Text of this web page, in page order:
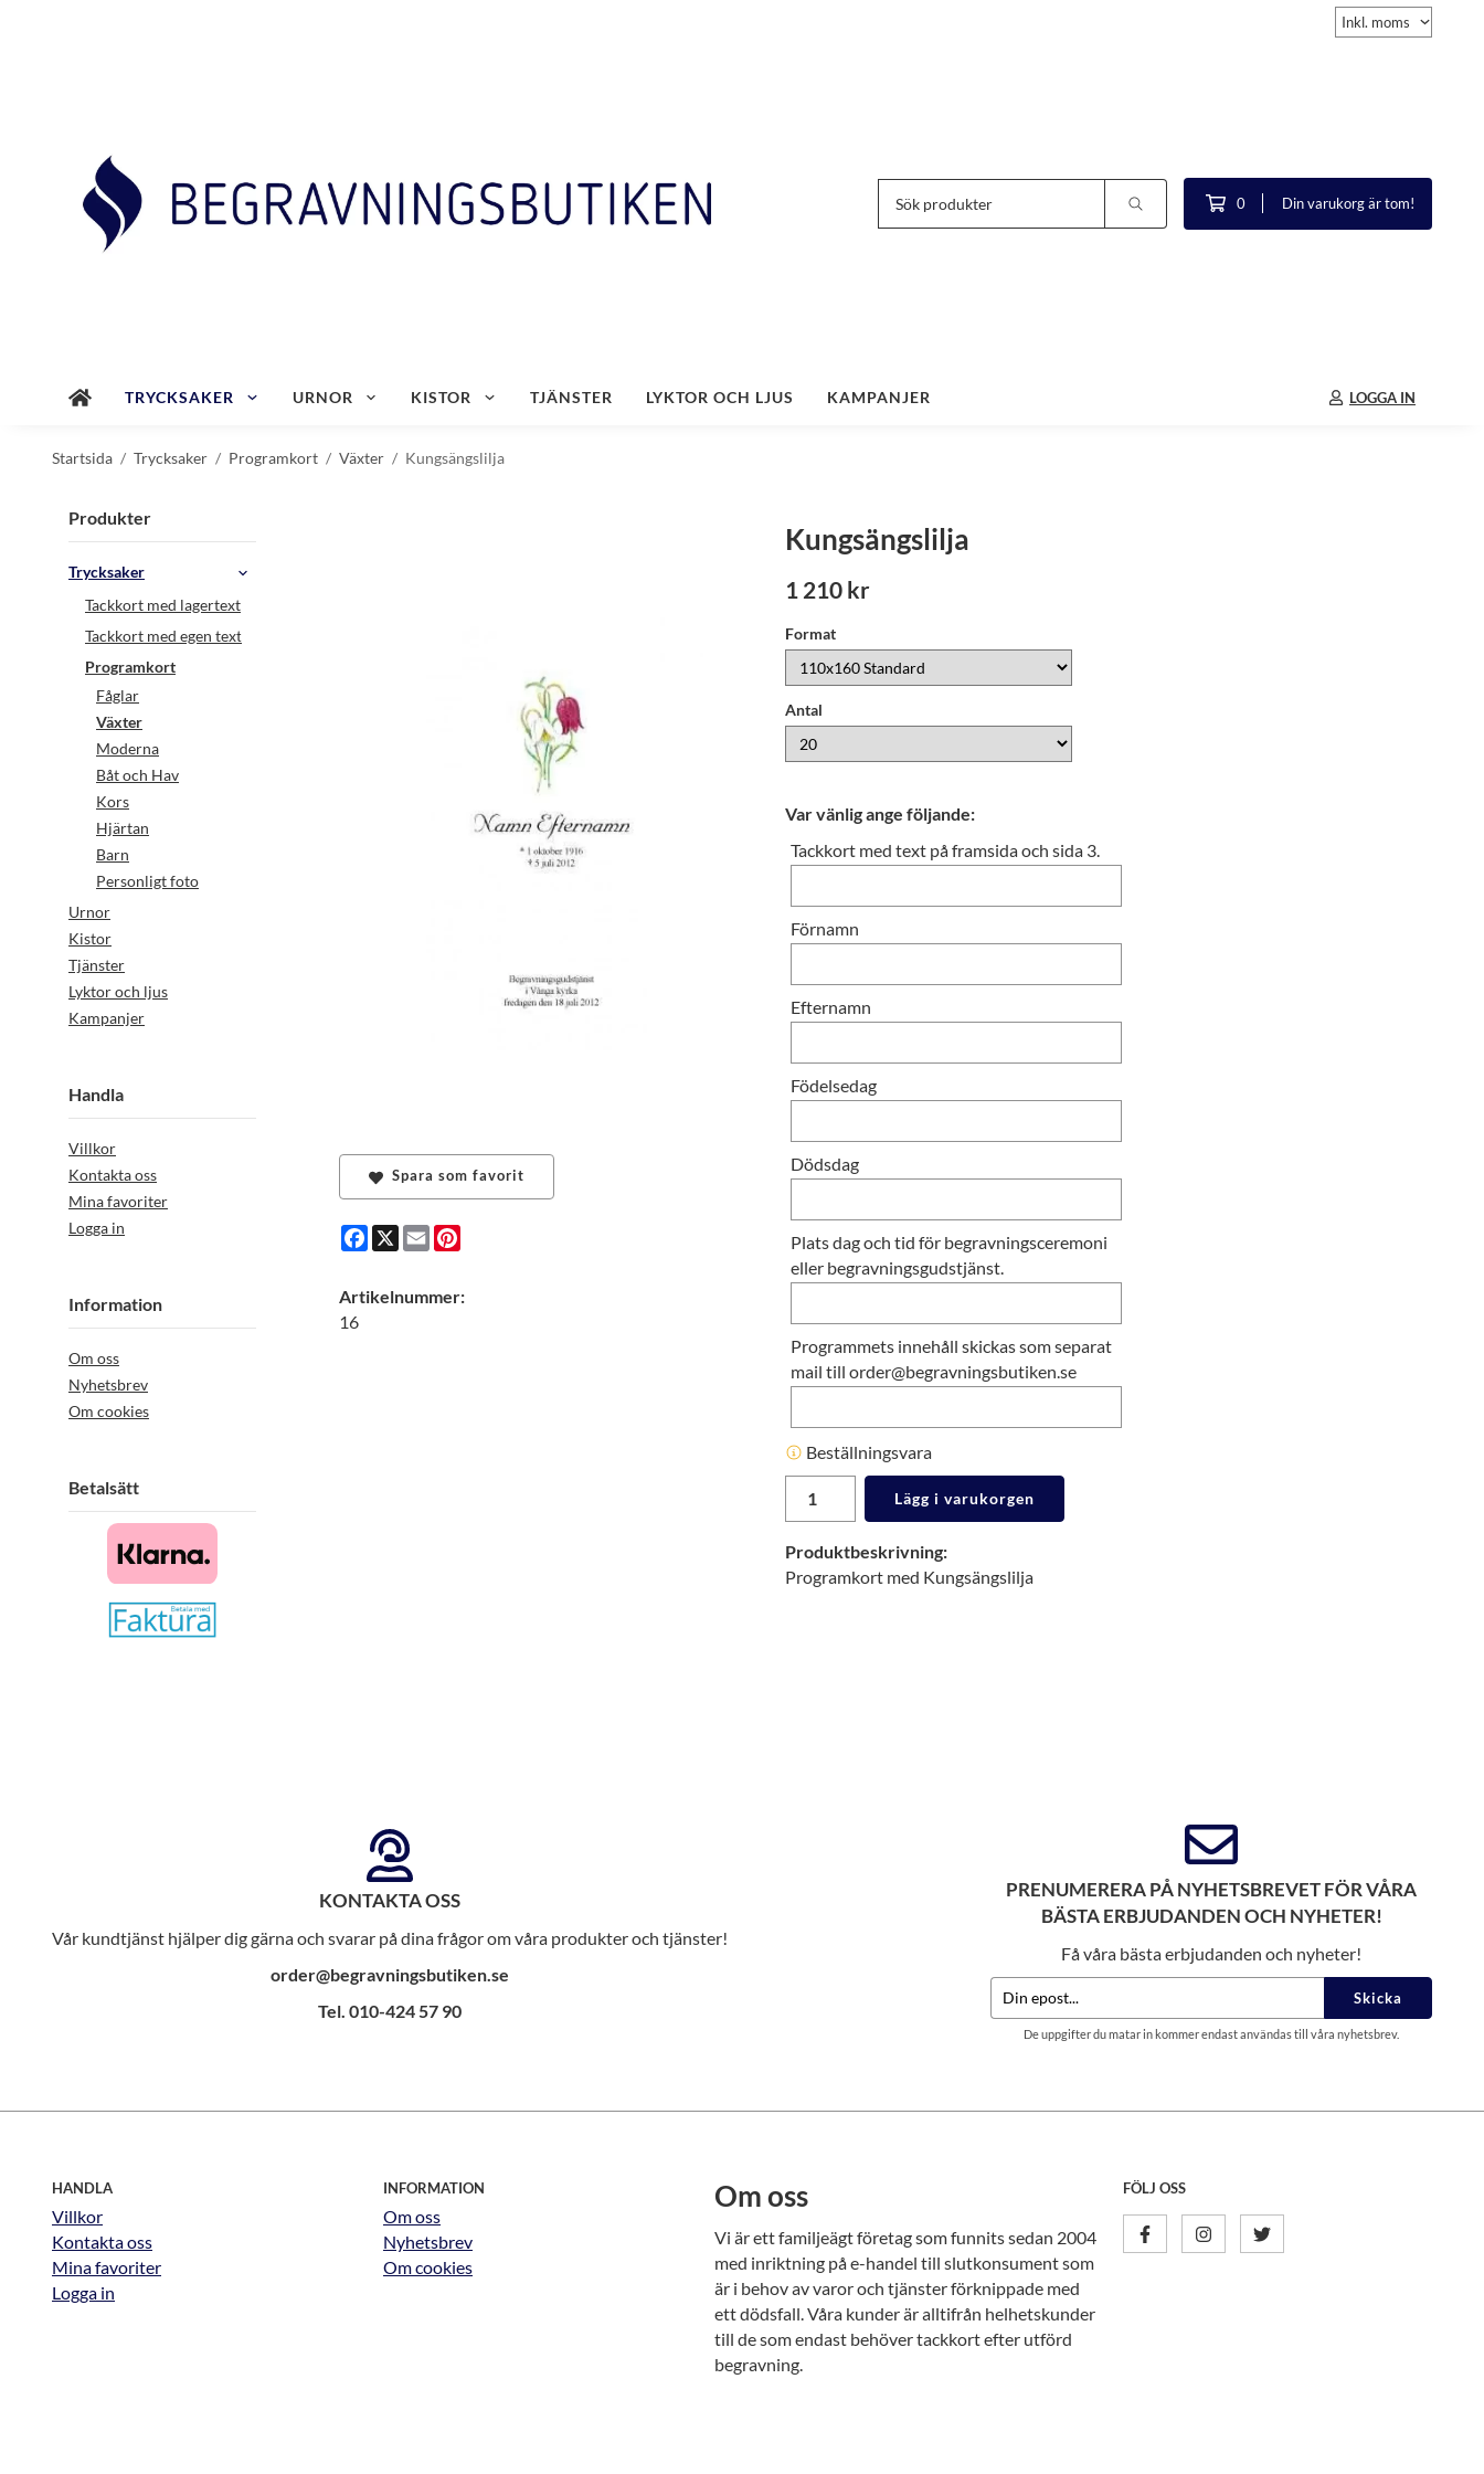
0 Din varukorg är tom!
TRYCKSAKER URNOR KISTOR TJÄNSTER LYKTOR OCH LJUS KAMPANJER LOGGA IN
Startsida / Trycksaker / Programkort / Växter / Kungsängslilja
Produkter
Trycksaker
Tackkort med lagertext
Tackkort med egen text
Programkort
Fåglar
Växter
Moderna
Båt och Hav
Kors
Hjärtan
Barn
Personligt foto
Urnor
Kistor
Tjänster
Lyktor och ljus
Kampanjer
Handla
Villkor
Kontakta oss
Mina favoriter
Logga in
Information
Om oss
Nyhetsbrev
Om cookies
Betalsätt
Kungsängslilja
1 210 kr
Format
Antal
Var vänlig ange följande:
Tackkort med text på framsida och sida 3.
Förnamn
Efternamn
Födelsedag
Dödsdag
Plats dag och tid för begravningsceremoni
eller begravningsgudstjänst.
Programmets innehåll skickas som separat
mail till order@begravningsbutiken.se
Beställningsvara
Lägg i varukorgen
Produktbeskrivning:
Programkort med Kungsängslilja
Spara som favorit
Facebook
X Email
Artikelnummer:
16
KONTAKTA OSS
Vår kundtjänst hjälper dig gärna och svarar på dina frågor om våra produkter och tjänster!
order@begravningsbutiken.se
Tel. 010-424 57 90
PRENUMERERA PÅ NYHETSBREVET FÖR VÅRA
BÄSTA ERBJUDANDEN OCH NYHETER!
Få våra bästa erbjudanden och nyheter!
Skicka
De uppgifter du matar in kommer endast användas till våra nyhetsbrev.
HANDLA
Villkor
Kontakta oss
Mina favoriter
Logga in
INFORMATION
Om oss
Nyhetsbrev
Om cookies
Om oss
Vi är ett familjeägt företag som funnits sedan 2004
med inriktning på e-handel till slutkonsument som
är i behov av varor och tjänster förknippade med
ett dödsfall. Våra kunder är alltifrån helhetskunder
till de som endast behöver tackkort efter utförd
begravning.
FÖLJ OSS